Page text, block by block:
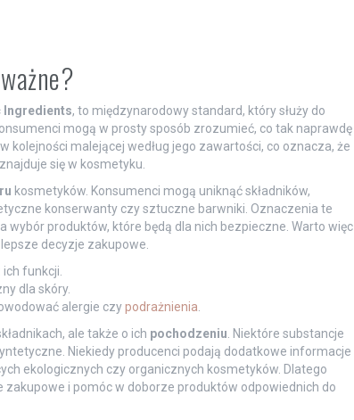
Ingredients, to międzynarodowy standard, który służy do
mogą w prosty sposób zrozumieć, co tak naprawdę
kolejności malejącej według jego zawartości, co oznacza, że
się w kosmetyku.
kosmetyków. Konsumenci mogą uniknąć składników,
konserwanty czy sztuczne barwniki. Oznaczenia te
produktów, które będą dla nich bezpieczne. Warto więc
decyzje zakupowe.
ich funkcji.
dla skóry.
alergie czypodrażnienia.
ale także o ich pochodzeniu. Niektóre substancje
Niekiedy producenci podają dodatkowe informacje
ekologicznych czy organicznych kosmetyków. Dlatego
i pomóc w doborze produktów odpowiednich do